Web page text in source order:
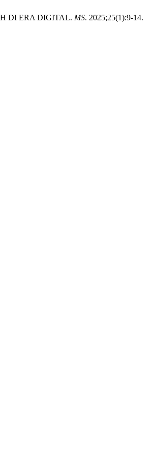
DI ERA DIGITAL. MS. 2025;25(1):9-14.